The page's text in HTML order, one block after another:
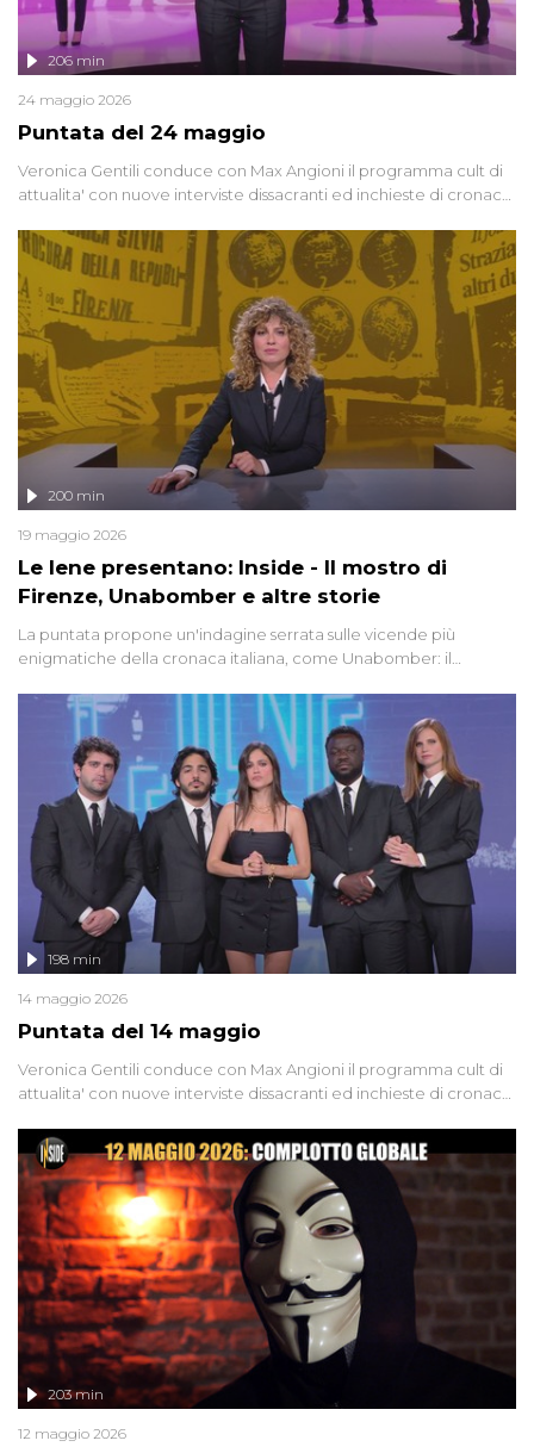
Puntata del 24 maggio
206 min
24 maggio 2026
Veronica Gentili conduce con Max Angioni il programma cult di
attualita' con nuove interviste dissacranti ed inchieste di cronaca
Le Iene presentano: Inside - Il mostro di
Firenze, Unabomber e altre storie
200 min
19 maggio 2026
La puntata propone un'indagine serrata sulle vicende più
enigmatiche della cronaca italiana, come Unabomber: il
'90 e il 2000 che, inquietantemente, potrebbe essere ancora in
libertà. Lo speciale affronta inoltre le zone d'ombra sul Mostro di
Firenze, le cui responsabilità appaiono ancora oggi avvolte in un
groviglio di dubbi mai chiariti. Nel corso dello speciale anche
l'intervista inedita a Olindo Romano, realizzata ne...
Puntata del 14 maggio
198 min
14 maggio 2026
Veronica Gentili conduce con Max Angioni il programma cult di
attualita' con nuove interviste dissacranti ed inchieste di cronaca
203 min
12 maggio 2026